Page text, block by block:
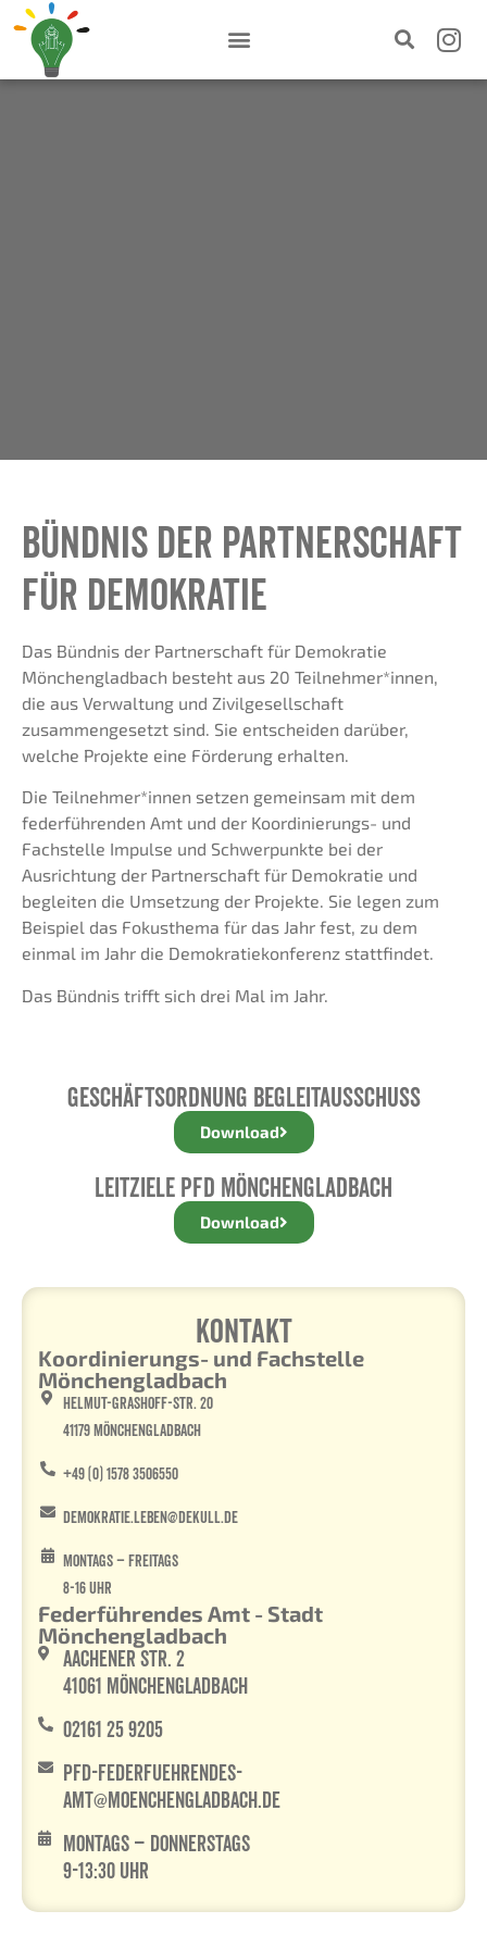
bündnis der Partnerschaft
für Demokratie
Das Bündnis der Partnerschaft für Demokratie
Mönchengladbach besteht aus 20 Teilnehmer*innen,
die aus Verwaltung und Zivilgesellschaft
zusammengesetzt sind. Sie entscheiden darüber,
welche Projekte eine Förderung erhalten.
Die Teilnehmer*innen setzen gemeinsam mit dem
federführenden Amt und der Koordinierungs- und
Fachstelle Impulse und Schwerpunkte bei der
Ausrichtung der Partnerschaft für Demokratie und
begleiten die Umsetzung der Projekte. Sie legen zum
Beispiel das Fokusthema für das Jahr fest, zu dem
einmal im Jahr die Demokratiekonferenz stattfindet.
Das Bündnis trifft sich drei Mal im Jahr.
Geschäftsordnung Begleitausschuss
Download
Leitziele PfD Mönchengladbach
Download
Kontakt
Koordinierungs- und Fachstelle
Mönchengladbach
Helmut-Grashoff-Str. 20
41179 Mönchengladbach
+49 (0) 1578 3506550
demokratie.leben@dekull.de
Montags – Freitags
8-16 Uhr
Federführendes Amt - Stadt
Mönchengladbach
Aachener Str. 2
41061 Mönchengladbach
02161 25 9205
PfD-federfuehrendes-
Amt@moenchengladbach.de
Montags – Donnerstags
9-13:30 Uhr